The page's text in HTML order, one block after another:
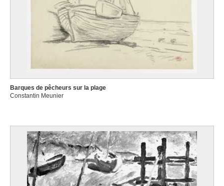
Barques de pêcheurs sur la plage
Constantin Meunier